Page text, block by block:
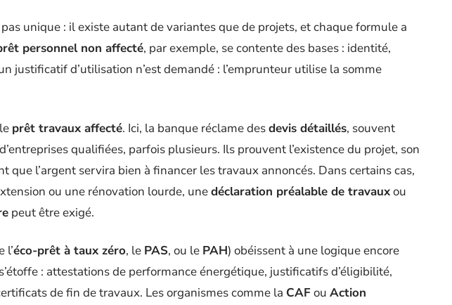
pas unique : il existe autant de variantes que de projets, et chaque formule a
personnel non affecté, par exemple, se contente des bases : identité,
justificatif d’utilisation n’est demandé : l’emprunteur utilise la somme
prêt travaux affecté. Ici, la banque réclame desdevis détaillés, souvent
qualifiées, parfois plusieurs. Ils prouvent l’existence du projet, son
que l’argent servira bien à financer les travaux annoncés. Dans certains cas,
ou une rénovation lourde, unedéclaration préalable de travauxou
peut être exigé.
l’éco-prêt à taux zéro, le PAS, ou le PAH) obéissent à une logique encore
: attestations de performance énergétique, justificatifs d’éligibilité,
de fin de travaux. Les organismes comme la CAFou Action